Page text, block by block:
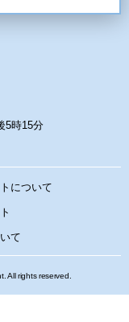
5時15分
について
て
All rights reserved.